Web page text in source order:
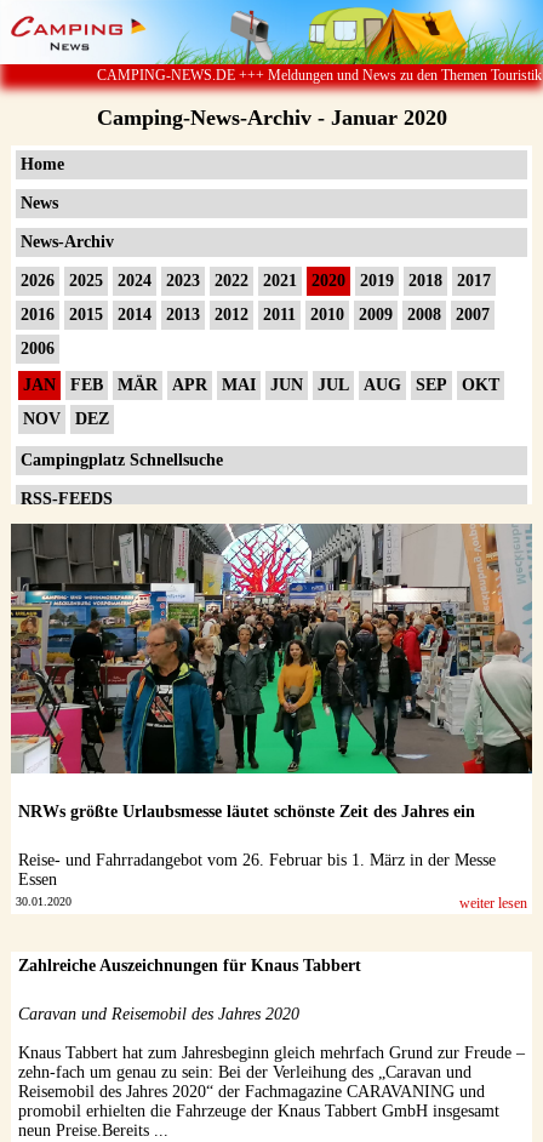
CAMPING-NEWS.DE +++ Meldungen und News zu den Themen Touristik ï¿½
Camping-News-Archiv - Januar 2020
Home
News
News-Archiv
2026 2025 2024 2023 2022 2021 2020 2019 2018
2017
2016
2015 2014 2013 2012 2011 2010 2009 2008
2007
2006
JAN
FEB MÄR APR MAI JUN JUL AUG SEP
OKT
NOV
DEZ
Campingplatz Schnellsuche
RSS-FEEDS
Impressum
Datenschutzerklärung
NRWs größte Urlaubsmesse läutet schönste Zeit des Jahres ein
Reise- und Fahrradangebot vom 26. Februar bis 1. März in der Messe
Essen
30.01.2020 weiter lesen
Zahlreiche Auszeichnungen für Knaus Tabbert
Caravan und Reisemobil des Jahres 2020
Knaus Tabbert hat zum Jahresbeginn gleich mehrfach Grund zur Freude –
zehn-fach um genau zu sein: Bei der Verleihung des „Caravan und
Reisemobil des Jahres 2020“ der Fachmagazine CARAVANING und
promobil erhielten die Fahrzeuge der Knaus Tabbert GmbH insgesamt
neun Preise.Bereits ...